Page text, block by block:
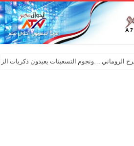
…ونجوم التسعينات يعيدون ذكريات